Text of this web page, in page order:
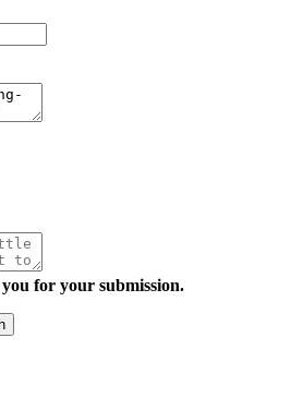
for your submission.